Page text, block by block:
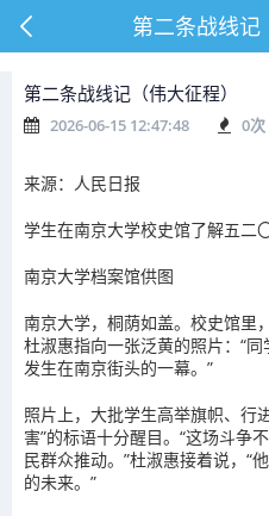
第二条战线记
第二条战线记（伟大征程）
2026-06-15 12:47:48 0次
来源：人民日报
学生在南京大学校史馆了解五二
南京大学档案馆供图
南京大学，桐荫如盖。校史馆里
杜淑惠指向一张泛黄的照片：“
发生在南京街头的一幕。”
照片上，大批学生高举旗帜、行
害”的标语十分醒目。“这场斗争
民群众推动。”杜淑惠接着说，“
的未来。”